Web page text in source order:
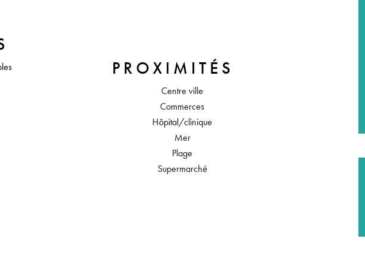
PROXIMITÉS
Centre ville
Commerces
Hôpital/clinique
Mer
Plage
Supermarché